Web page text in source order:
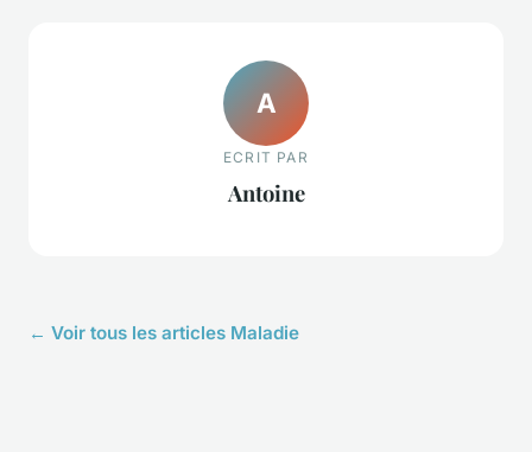
A
ECRIT PAR
Antoine
← Voir tous les articles Maladie